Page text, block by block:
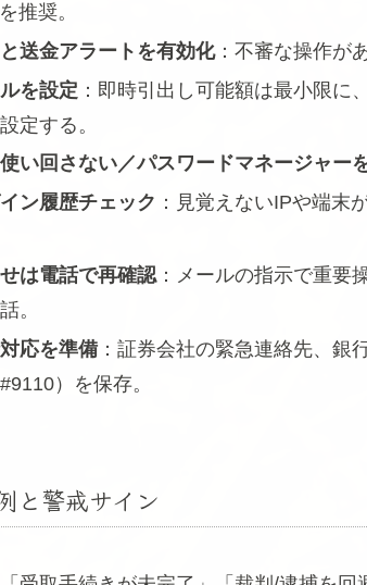
推奨。
送金アラートを有効化：不審な操作が
を設定 ：即時引出し可能額は最小限に
定する。
い回さない／パスワードマネージャー
ン履歴チェック ：見覚えないIPや端末
は電話で再確認：メールの指示で重要
。
応を準備：証券会社の緊急連絡先、銀
）を保存。
と警戒サイン